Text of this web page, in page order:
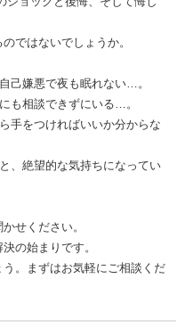
ではないでしょうか。
己嫌悪で夜も眠れない…。
も相談できずにいる…。
手をつければいいか分からな
、絶望的な気持ちになってい
せください。
の始まりです。
。まずはお気軽にご相談くだ